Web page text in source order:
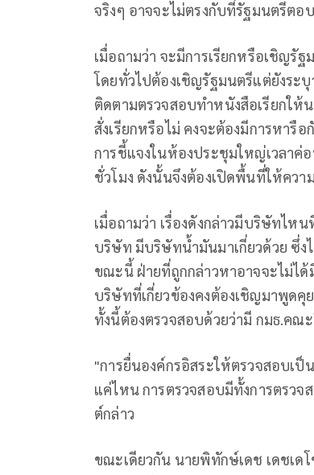
จริงๆ อาจจะไม่ตรงกับที่รัฐมนตรีตอบ
เมื่อถามว่า จะมีการเรียกหรือเชิญรั
โดยทั่วไปต้องเชิญรัฐมนตรีแต่ยังระ
ติดตามตรวจสอบทำหนังสือเรียกให้
สั่งเรียกหรือไม่ คงจะต้องมีการหารื
การชี้แจงในห้องประชุมใหญ่เวลาค่
ชั่วโมง ดังนั้นจึงต้องเปิดพื้นที่ให้ควา
เมื่อถามว่า เรื่องดังกล่าวมีบริษัทไห
บริษัท มีบริษัทน้ำมันมาเกี่ยวด้วย ซึ่ง
ขณะนี้ ฝ่ายที่ถูกกล่าวหาอาจจะไม่ได้
บริษัทที่เกี่ยวข้องคงต้องเชิญมาพูดคุ
ทั้งนี้ต้องตรวจสอบด้วยว่ามี กมธ.คณ
"การยื่นองค์กรอิสระให้ตรวจสอบเป็
แค่ไหน การตรวจสอบมีทั้งการตรวจ
ต์กล่าว
ขณะเดียวกัน นายพิทักษ์เดช เดชเด